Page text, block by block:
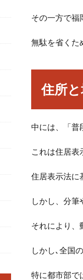
その一方で福
無駄を省くた
住所
中には、「普
これは住居表
住居表示法に
しかし、分筆
それにより、
しかし､全国
特に都市部で